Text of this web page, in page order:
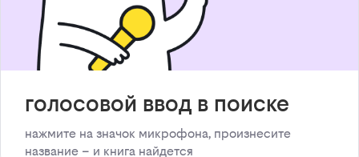
голосовой ввод в поиске
нажмите на значок микрофона, произнесите
название – и книга найдется